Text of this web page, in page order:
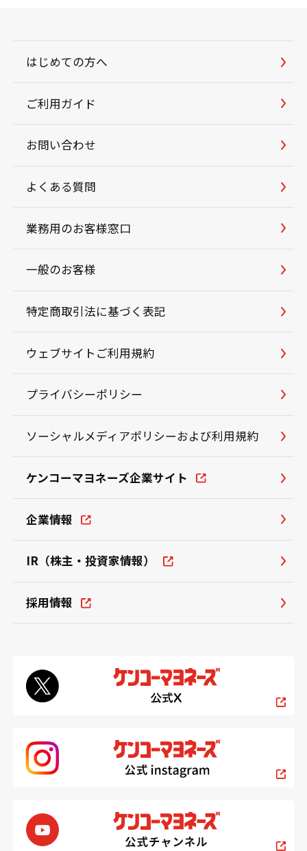
はじめての方へ
ご利用ガイド
お問い合わせ
よくある質問
業務用のお客様窓口
一般のお客様
特定商取引法に基づく表記
ウェブサイトご利用規約
プライバシーポリシー
ソーシャルメディアポリシーおよび利用規約
ケンコーマヨネーズ企業サイト
企業情報
IR（株主・投資家情報）
採用情報